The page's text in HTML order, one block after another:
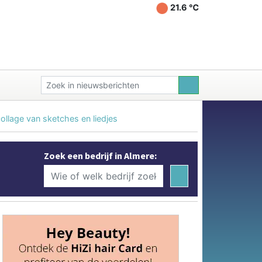
21.6 ℃
van sketches en liedjes
Zoek een bedrijf in Almere: